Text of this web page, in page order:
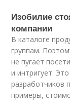
Изобилие
компании
В каталоге
группам.
не пугает
и интригует.
разработчиков
примеры,